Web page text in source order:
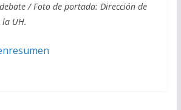
/ Foto de portada: Dirección de
la UH.